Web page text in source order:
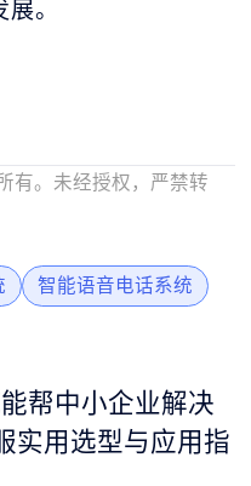
。
有。未经授权，严禁转
智能语音电话系统
帮中小企业解决
实用选型与应用指